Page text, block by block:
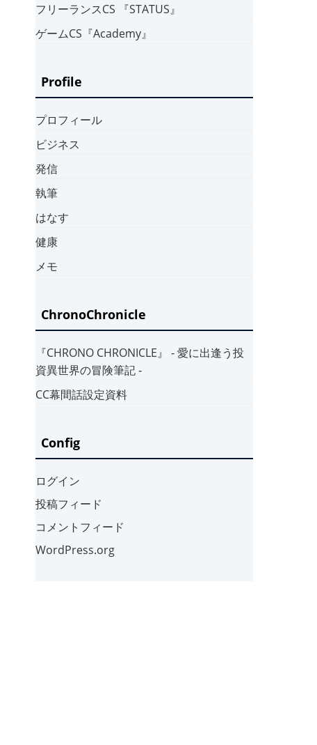
フリーランスCS 『STATUS』
ゲームCS『Academy』
Profile
プロフィール
ビジネス
発信
執筆
はなす
健康
メモ
ChronoChronicle
『CHRONO CHRONICLE』 ‐ 愛に出逢う投
資異世界の冒険筆記 ‐
CC幕間話設定資料
Config
ログイン
投稿フィード
コメントフィード
WordPress.org